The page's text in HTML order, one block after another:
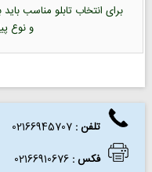
برای انتخاب تابلو مناسب
و نوع
تلفن :
فکس:
02166910676